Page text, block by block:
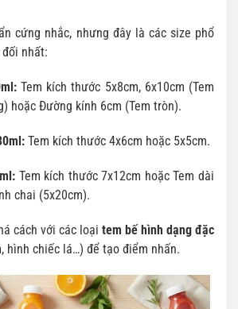
cứng nhắc, nhưng đây là các size phổ
nhất:
Tem kích thước 5x8cm, 6x10cm (Tem
hoặc Đường kính 6cm (Tem tròn).
Tem kích thước 4x6cm hoặc 5x5cm.
Tem kích thước 7x12cm hoặc Tem dài
chai (5x20cm).
cách với các loại tem bế hình dạng đặc
hình chiếc lá…) để tạo điểm nhấn.